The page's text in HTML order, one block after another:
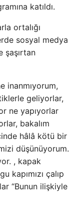
katıldı.
ortalığı
sosyal medya
şaşırtan
inanmıyorum,
geliyorlar,
ne yapıyorlar
bakalım
hâlâ kötü bir
düşünüyorum.
, kapak
kapımızı çalıp
“Bunun ilişkiyle